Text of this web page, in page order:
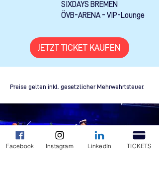
SIXDAYS BREMEN
ÖVB-ARENA - VIP-Lounge
JETZT TICKET KAUFEN
Preise gelten inkl. gesetzlicher Mehrwehrtsteuer.
Facebook Instagram LinkedIn TICKETS